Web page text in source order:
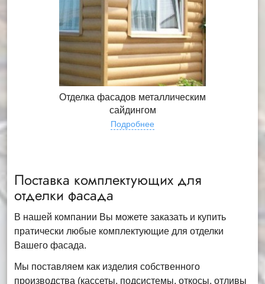
Отделка фасадов металлическим
сайдингом
Подробнее
Поставка комплектующих для
отделки фасада
В нашей компании Вы можете заказать и купить
пратически любые комплектующие для отделки
Вашего фасада.
Мы поставляем как изделия собственного
производства (кассеты, подсистемы, откосы, отливы